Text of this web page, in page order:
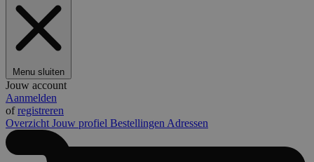
Menu sluiten
Jouw account
Aanmelden
ofregistreren
Overzicht Jouw profiel Bestellingen Adressen